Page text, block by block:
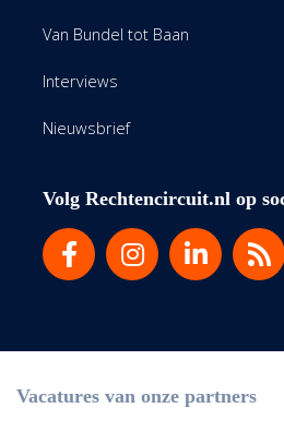
Van Bundel tot Baan
Interviews
Nieuwsbrief
Volg Rechtencircuit.nl op
Vacatures van onze partners